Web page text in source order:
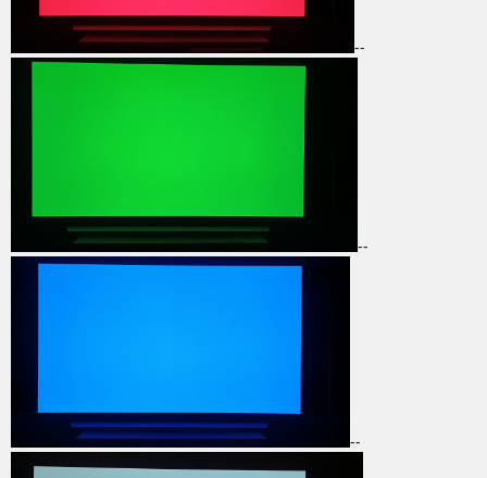
--
--
--